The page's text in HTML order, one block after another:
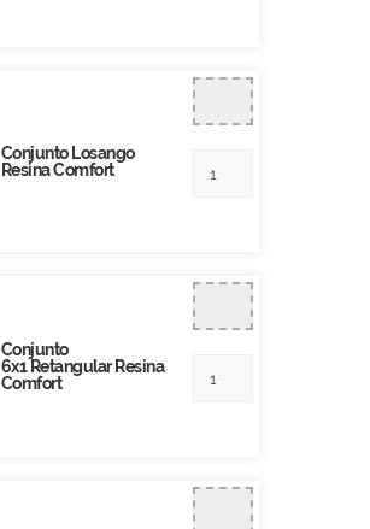
Conjunto Losango
Resina Comfort
Conjunto
6x1 Retangular Resina
Comfort